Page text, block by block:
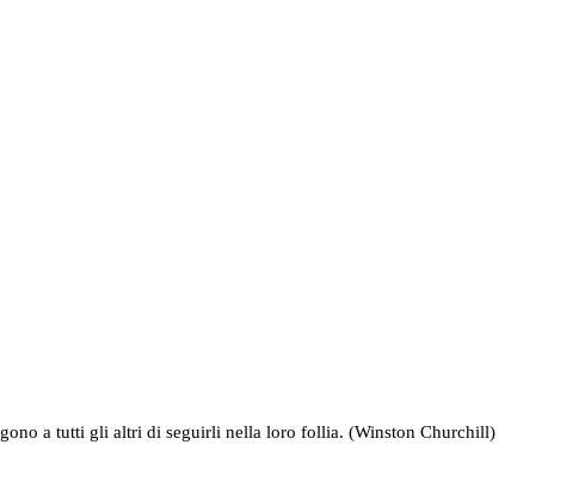
a tutti gli altri di seguirli nella loro follia. (Winston Churchill)